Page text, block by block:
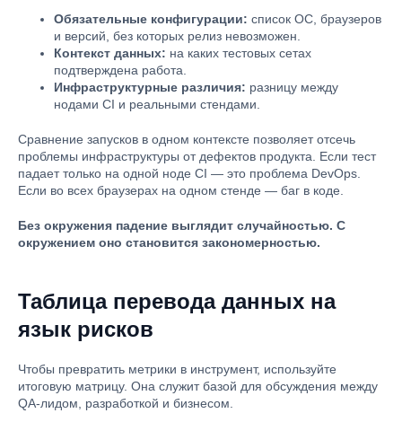
Обязательные конфигурации: список ОС, браузеров
и версий, без которых релиз невозможен.
Контекст данных: на каких тестовых сетах
подтверждена работа.
Инфраструктурные различия: разницу между
нодами CI и реальными стендами.
Сравнение запусков в одном контексте позволяет отсечь
проблемы инфраструктуры от дефектов продукта. Если тест
падает только на одной ноде CI — это проблема DevOps.
Если во всех браузерах на одном стенде — баг в коде.
Без окружения падение выглядит случайностью. С
окружением оно становится закономерностью.
Таблица перевода данных на
язык рисков
Чтобы превратить метрики в инструмент, используйте
итоговую матрицу. Она служит базой для обсуждения между
QA-лидом, разработкой и бизнесом.